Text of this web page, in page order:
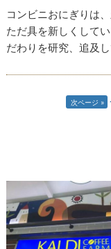
コンビニおにぎりは
ただ具を新しくして
だわりを研究、追及し
次ページ